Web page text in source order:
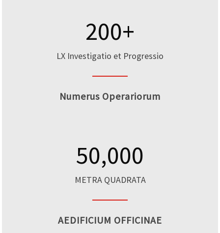
200+
LX Investigatio et Progressio
Numerus Operariorum
50,000
METRA QUADRATA
AEDIFICIUM OFFICINAE